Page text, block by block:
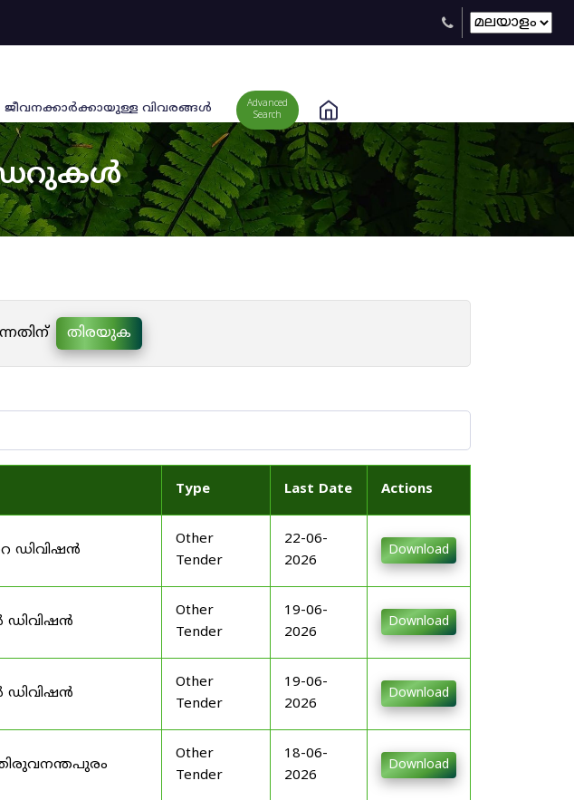
ജീവനക്കാര്‍ക്കായുള്ള വിവരങ്ങള്‍
Advanced
Search
തിരയുക
Type Last Date Actions
ഡിവിഷൻ
Other
Tender
22-06-
2026
Download
Other
Tender
19-06-
2026
Download
Other
Tender
19-06-
2026
Download
Other
Tender
18-06-
2026
Download